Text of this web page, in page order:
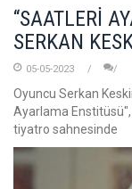
“SAATLERİ
SERKAN
05-05-2023
Oyuncu Serkan
Ayarlama
tiyatro sahnesinde